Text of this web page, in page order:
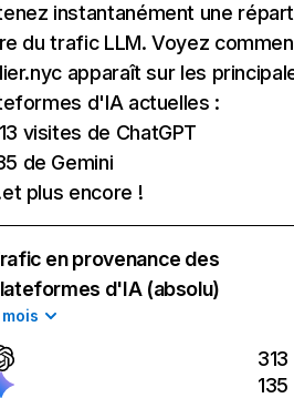
instantanément une
du trafic LLM. Voyez
apparaît sur les
d'IA actuelles :
visites de ChatGPT
de Gemini
plus encore !
en provenance des
d'IA (absolu)
313
135